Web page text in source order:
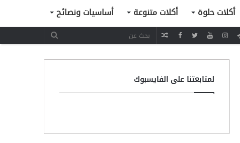
أكلات حلوة أكلات متنوعة أساسيات ونصائح
مقال
لمتابعتنا على الفايسبوك